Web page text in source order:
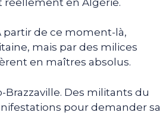
partir de ce moment-là,
mais par des milices
en maîtres absolus.
Des militants du
pour demander sa